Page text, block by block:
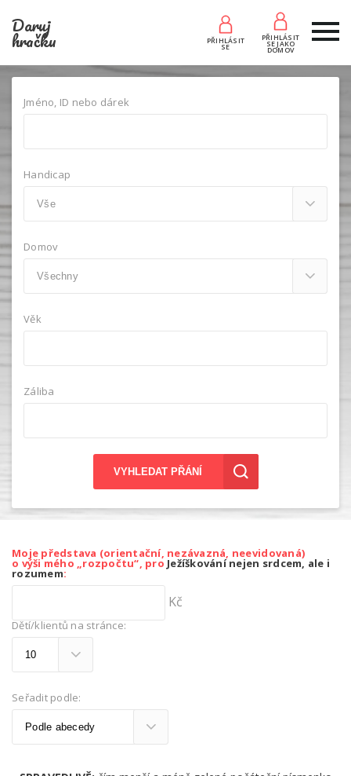
Daruj
hračku PŘIHLÁSIT
SE
PŘIHLÁSIT
SE JAKO
DOMOV
Jméno, ID nebo dárek
Handicap
Domov
Věk
Záliba
VYHLEDAT PŘÁNÍ
Moje představa (orientační, nezávazná, neevidovaná)
o výši mého „rozpočtu“, pro Ježíškování nejen srdcem, ale i
rozumem:
Kč
Dětí/klientů na stránce:
Seřadit podle: